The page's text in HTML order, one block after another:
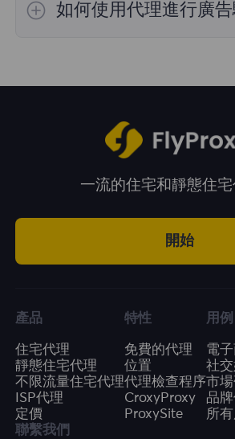
網頁抓取和市場研究任務。
如何使用代理進行廣告
一流的住宅和靜態住宅
開始
產品
住宅代理
靜態住宅代理
不限流量住宅代理
ISP代理
定價
特性
免費的代理
位置
代理檢查程序
CroxyProxy
ProxySite
用例
電
社
市
品
所有
聯繫我們